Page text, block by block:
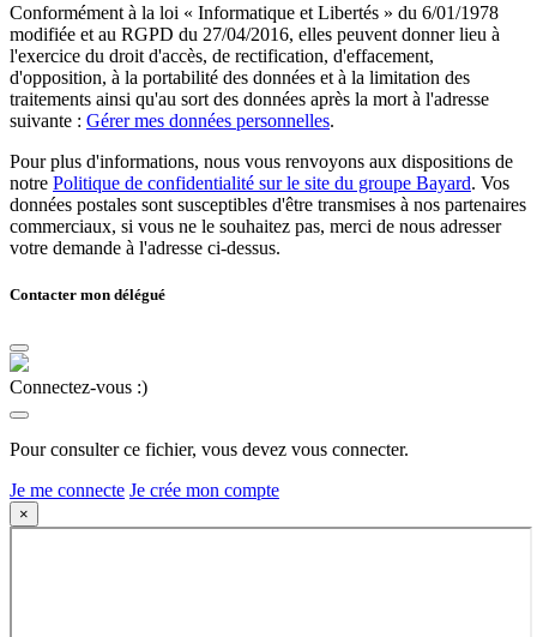
Conformément à la loi « Informatique et Libertés » du 6/01/1978
modifiée et au RGPD du 27/04/2016, elles peuvent donner lieu à
l'exercice du droit d'accès, de rectification, d'effacement,
d'opposition, à la portabilité des données et à la limitation des
traitements ainsi qu'au sort des données après la mort à l'adresse
suivante : Gérer mes données personnelles.
Pour plus d'informations, nous vous renvoyons aux dispositions de
notre Politique de confidentialité sur le site du groupe Bayard. Vos
données postales sont susceptibles d'être transmises à nos partenaires
commerciaux, si vous ne le souhaitez pas, merci de nous adresser
votre demande à l'adresse ci-dessus.
Contacter mon délégué
Connectez-vous :)
Pour consulter ce fichier, vous devez vous connecter.
Je me connecte Je crée mon compte
×